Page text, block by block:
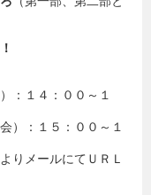
１４：００～１
）：１５：００～１
りメールにてＵＲＬ